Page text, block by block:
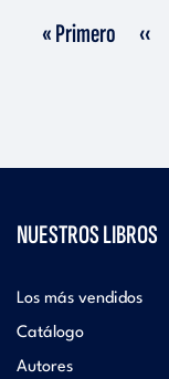
Primera
página
« Primero ‹‹
NUESTROS LIBROS
Los más vendidos
Catálogo
Autores